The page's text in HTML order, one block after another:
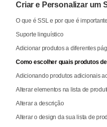
Criar e Personalizar um
O que é SSL e por que é
Suporte linguístico
Adicionar produtos a diferentes
Como escolher quais produtos
Adicionando produtos adicionais
Alterar elementos na lista de
Alterar a descrição
Alterar o design da sua lista de